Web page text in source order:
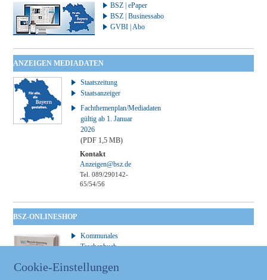
BSZ | ePaper
BSZ | Businessabo
GVBI | Abo
ANZEIGEN MEDIADATEN
Staatszeitung
Staatsanzeiger
Fachthemenplan/Mediadaten
gültig ab 1. Januar
2026
(PDF 1,5 MB)
Kontakt
Anzeigen@bsz.de
Tel. 089/290142-
65/54/56
BSZ-ONLINESHOP
Kommunales
Taschenbuch
Cookie-Einstellungen